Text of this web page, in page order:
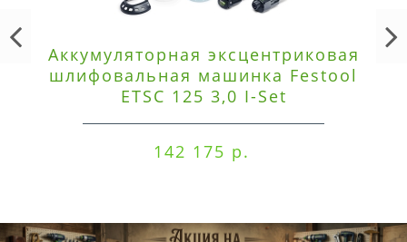
Аккумуляторная эксцентриковая
шлифовальная машинка Festool
ETSC 125 3,0 I-Set
142 175 р.